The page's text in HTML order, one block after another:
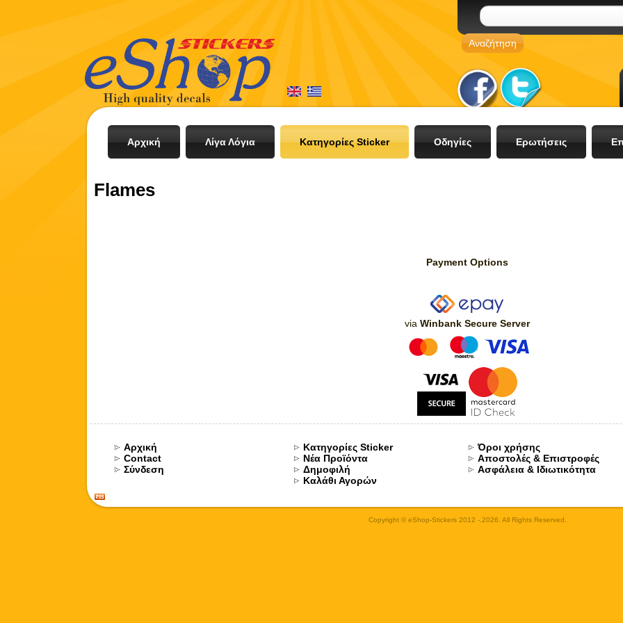
Αρχική Λίγα Λόγια Κατηγορίες Sticker Οδηγίες Ερωτήσεις
Flames
Payment Options
via Winbank Secure Server
Αρχική
Contact
Σύνδεση
Κατηγορίες Sticker
Νέα Προϊόντα
Δημοφιλή
Καλάθι Αγορών
Όροι χρήσης
Αποστολές & Επιστροφές
Ασφάλεια & Ιδιωτικότητα
Copyright © eShop-Stickers 2012 -.2026. All Rights Reserved.